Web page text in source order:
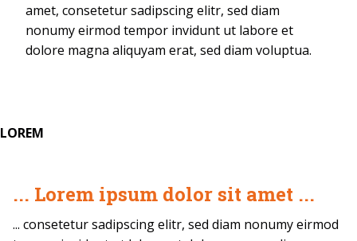
amet, consetetur sadipscing elitr, sed diam
nonumy eirmod tempor invidunt ut labore et
dolore magna aliquyam erat, sed diam voluptua.
LOREM
... Lorem ipsum dolor sit amet ...
... consetetur sadipscing elitr, sed diam nonumy eirmod